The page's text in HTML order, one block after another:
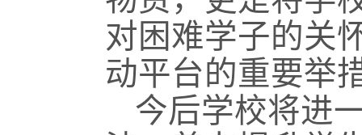
对困难学子的关
动平台的重要举
今后学校将进